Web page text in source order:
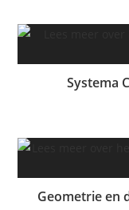
Systema
Geometrie en